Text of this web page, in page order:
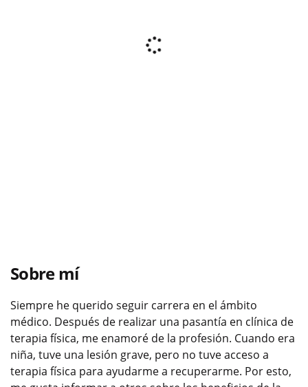
Sobre mí
Siempre he querido seguir carrera en el ámbito
médico. Después de realizar una pasantía en clínica de
terapia física, me enamoré de la profesión. Cuando era
niña, tuve una lesión grave, pero no tuve acceso a
terapia física para ayudarme a recuperarme. Por esto,